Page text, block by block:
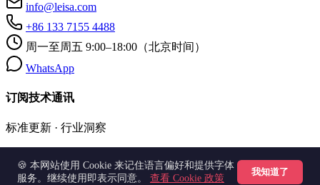
info@leisa.com
+86 133 7155 4488
周一至周五 9:00–18:00（北京时间）
WhatsApp
订阅技术通讯
标准更新 · 行业洞察
© 2026 LEISA.COM · 雷萨技术 zh / en / ru / ar
🍪 本网站使用 Cookie 来记住语言偏好和提供字体
服务。继续使用即表示同意。 查看 Cookie 政策
我知道了